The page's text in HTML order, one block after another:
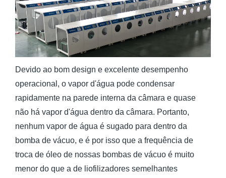
Devido ao bom design e excelente desempenho
operacional, o vapor d'água pode condensar
rapidamente na parede interna da câmara e quase
não há vapor d'água dentro da câmara. Portanto,
nenhum vapor de água é sugado para dentro da
bomba de vácuo, e é por isso que a frequência de
troca de óleo de nossas bombas de vácuo é muito
menor do que a de liofilizadores semelhantes